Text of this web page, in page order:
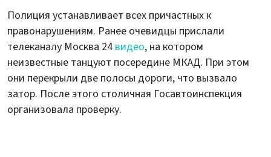
Полиция устанавливает всех причастных к
правонарушениям. Ранее очевидцы прислали
телеканалу Москва 24 видео, на котором
неизвестные танцуют посередине МКАД. При этом
они перекрыли две полосы дороги, что вызвало
затор. После этого столичная Госавтоинспекция
организовала проверку.